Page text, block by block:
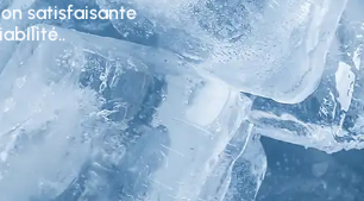
satisfaisante